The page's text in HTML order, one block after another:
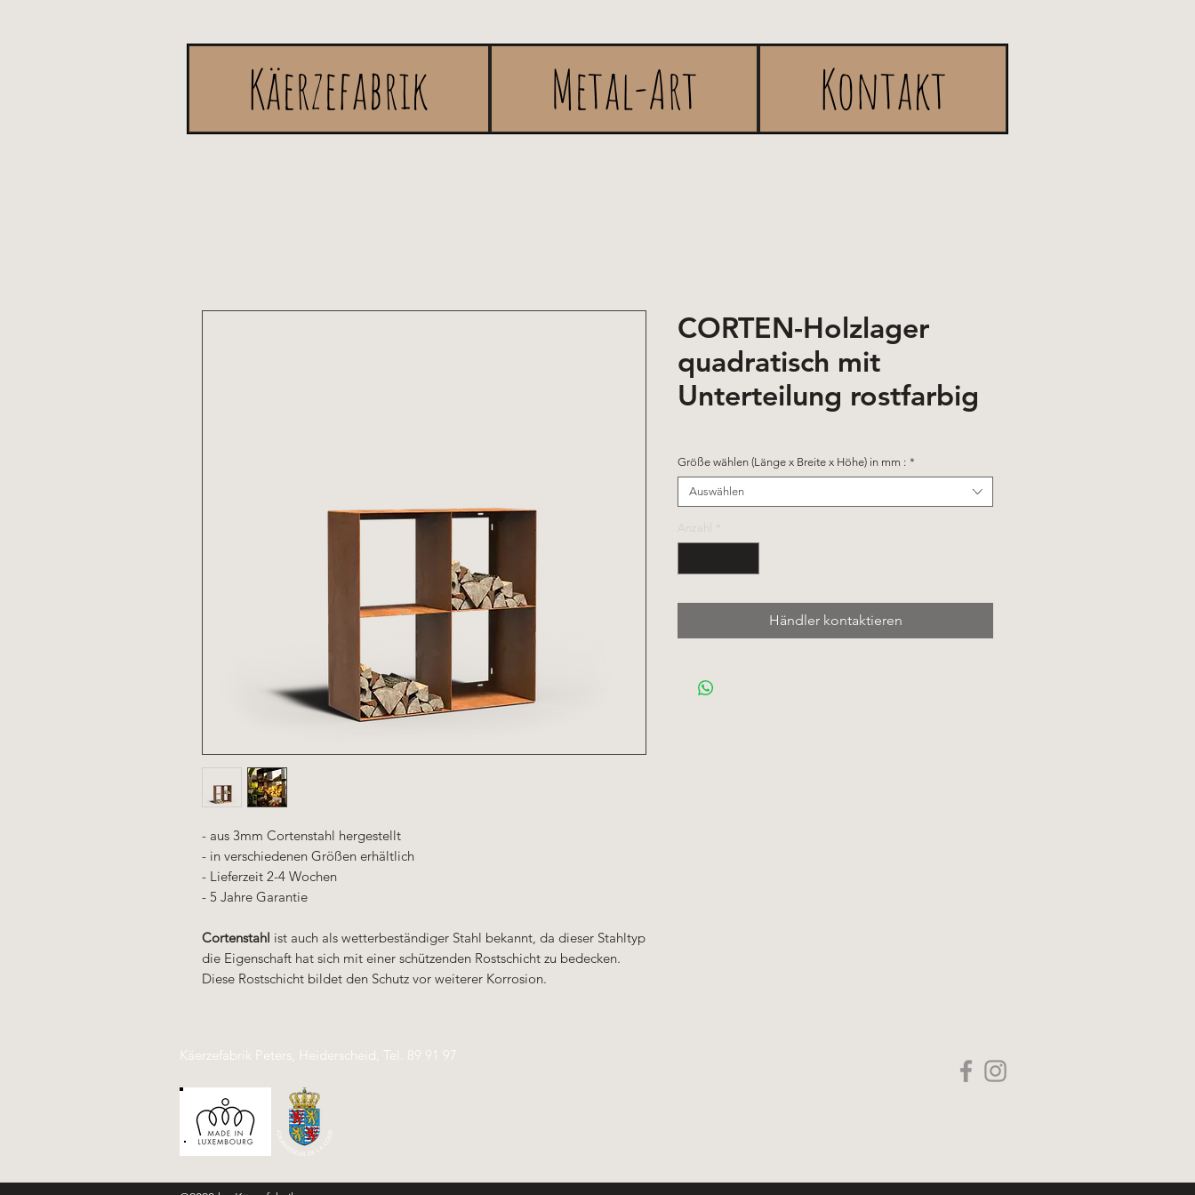
Käerzefabrik Metal-Art Kontakt
- aus 3mm Cortenstahl hergestellt
- in verschiedenen Größen erhältlich
- Lieferzeit 2-4 Wochen
- 5 Jahre Garantie
Cortenstahl ist auch als wetterbeständiger Stahl bekannt, da dieser Stahltyp
die Eigenschaft hat sich mit einer schützenden Rostschicht zu bedecken.
Diese Rostschicht bildet den Schutz vor weiterer Korrosion.
CORTEN-Holzlager
quadratisch mit
Unterteilung rostfarbig
Größe wählen (Länge x Breite x Höhe) in mm : *
Auswählen
Anzahl
Händler kontaktieren
Käerzefabrik Peters, Heiderscheid, Tel. 89 91 97